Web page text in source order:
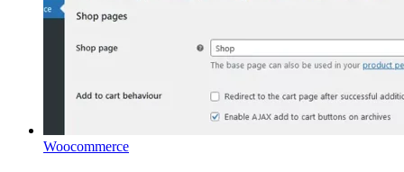
Woocommerce